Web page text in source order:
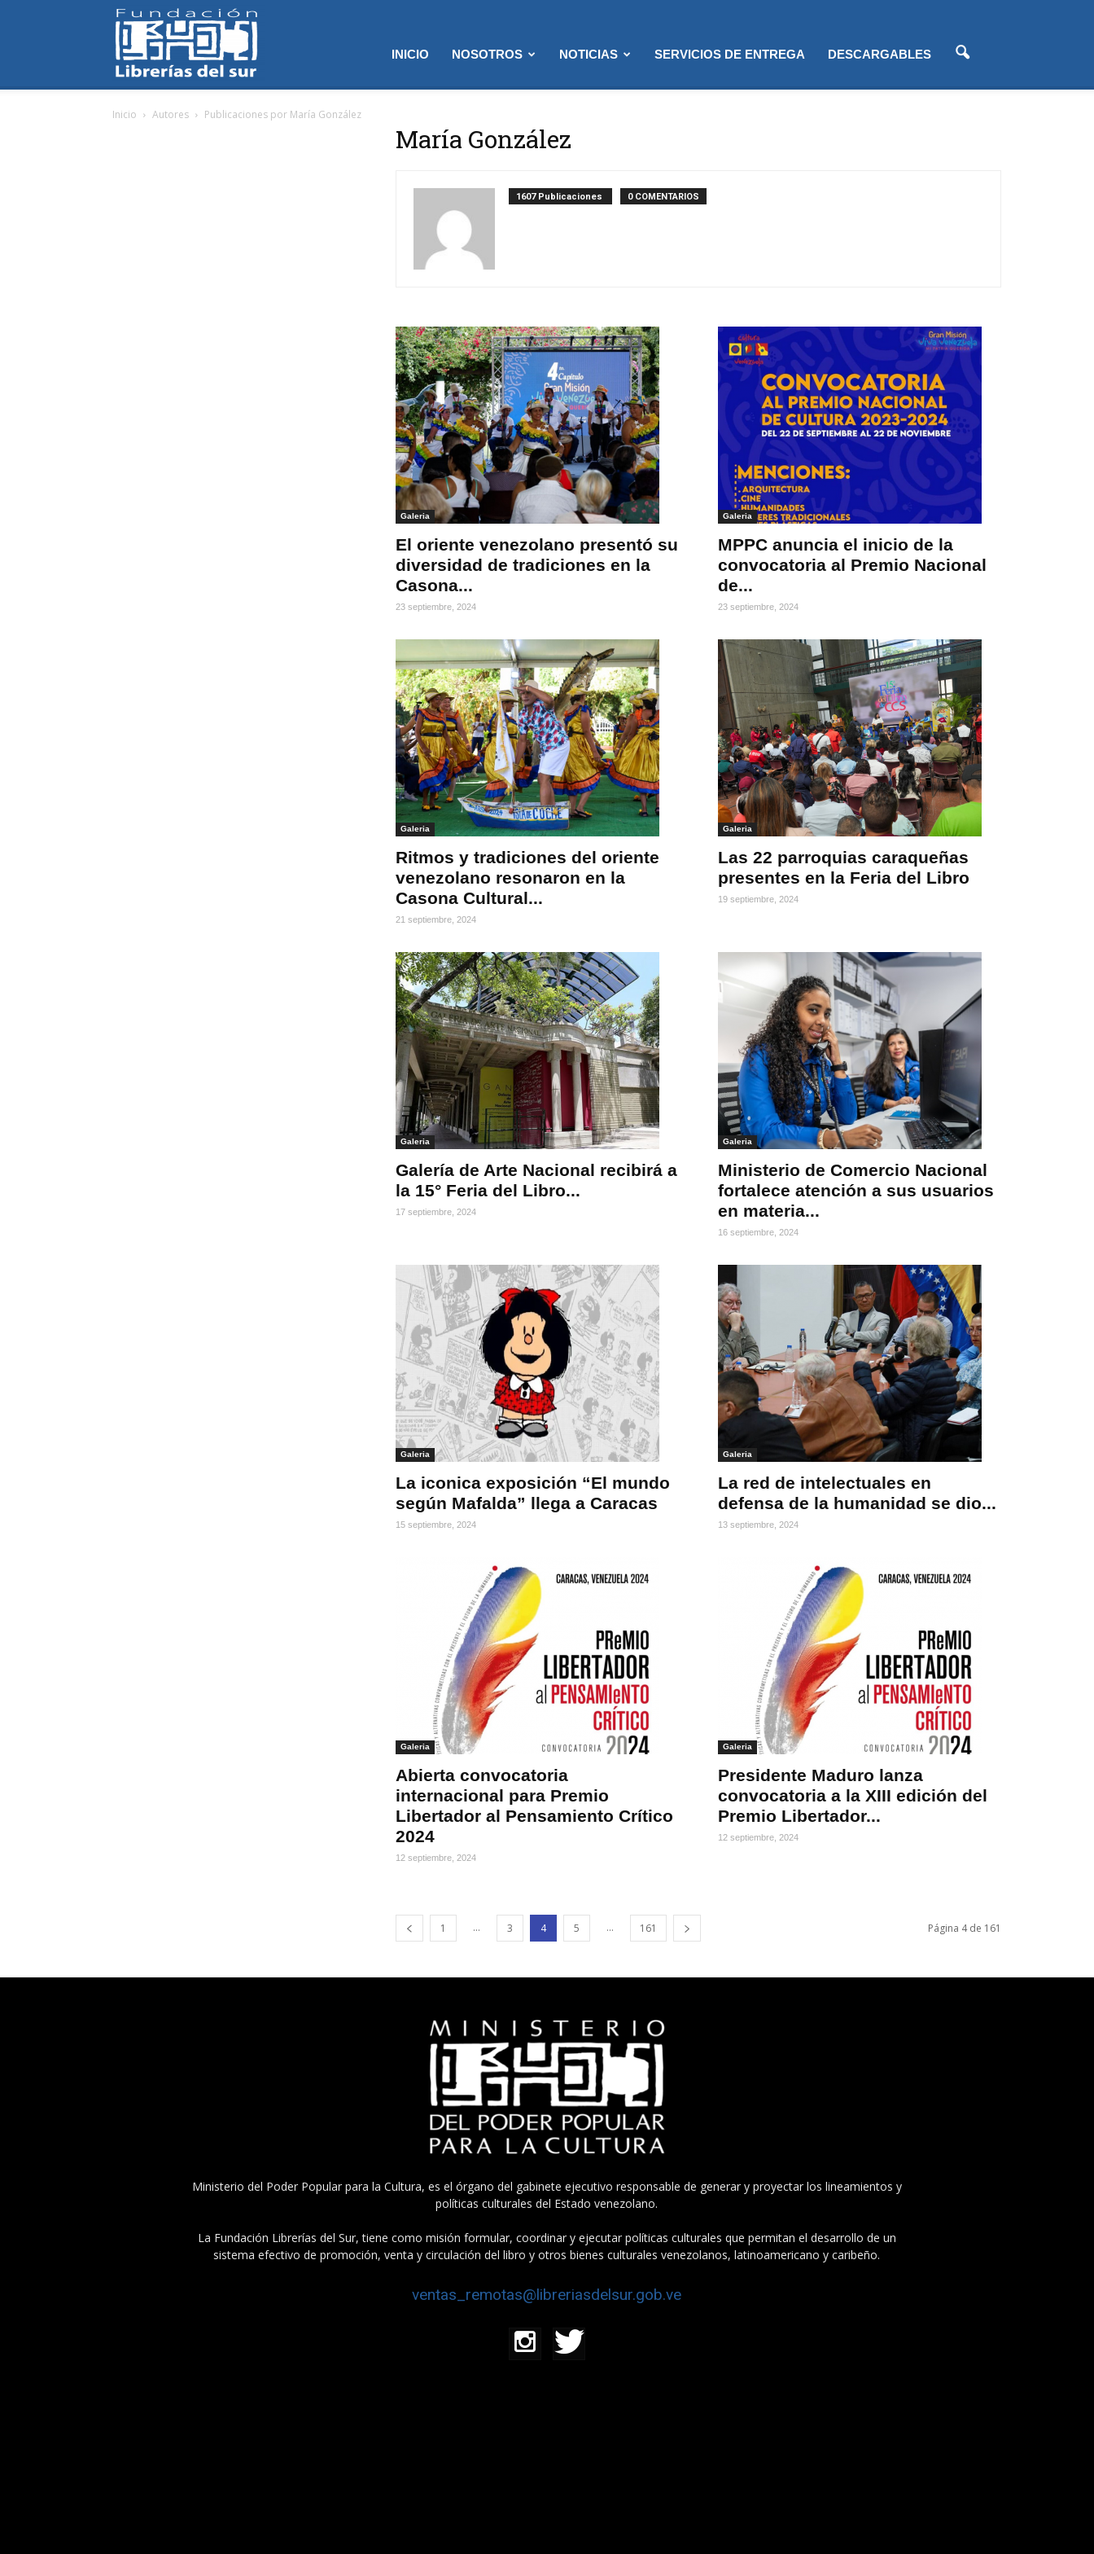
INICIO NOSOTROS NOTICIAS SERVICIOS DE ENTREGA DESCARGABLES
Inicio Autores Publicaciones por María González
María González
1607 Publicaciones 0 COMENTARIOS
Galeria
El oriente venezolano presentó su
diversidad de tradiciones en la
Casona...
23 septiembre, 2024
Galeria
MPPC anuncia el inicio de la
convocatoria al Premio Nacional
de...
23 septiembre, 2024
Galeria
Ritmos y tradiciones del oriente
venezolano resonaron en la
Casona Cultural...
21 septiembre, 2024
Galeria
Las 22 parroquias caraqueñas
presentes en la Feria del Libro
19 septiembre, 2024
Galeria
Galería de Arte Nacional recibirá a
la 15° Feria del Libro...
17 septiembre, 2024
Galeria
Ministerio de Comercio Nacional
fortalece atención a sus usuarios
en materia...
16 septiembre, 2024
Galeria
La iconica exposición “El mundo
según Mafalda” llega a Caracas
15 septiembre, 2024
Galeria
La red de intelectuales en
defensa de la humanidad se dio...
13 septiembre, 2024
Galeria
Abierta convocatoria
internacional para Premio
Libertador al Pensamiento Crítico
2024
12 septiembre, 2024
Galeria
Presidente Maduro lanza
convocatoria a la XIII edición del
Premio Libertador...
12 septiembre, 2024
1 ... 3 4 5 ... 161 Página 4 de 161
Ministerio del Poder Popular para la Cultura, es el órgano del gabinete ejecutivo responsable de generar y proyectar los lineamientos y
políticas culturales del Estado venezolano.
La Fundación Librerías del Sur, tiene como misión formular, coordinar y ejecutar políticas culturales que permitan el desarrollo de un
sistema efectivo de promoción, venta y circulación del libro y otros bienes culturales venezolanos, latinoamericano y caribeño.
ventas_remotas@libreriasdelsur.gob.ve